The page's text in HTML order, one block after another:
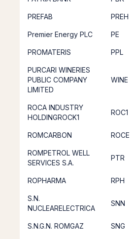
PREFAB PREH
Premier Energy PLC PE
PROMATERIS PPL
PURCARI WINERIES
PUBLIC COMPANY
LIMITED
WINE
ROCA INDUSTRY
HOLDINGROCK1
ROC1
ROMCARBON ROCE
ROMPETROL WELL
SERVICES S.A.
PTR
ROPHARMA RPH
S.N.
NUCLEARELECTRICA
SNN
S.N.G.N. ROMGAZ SNG